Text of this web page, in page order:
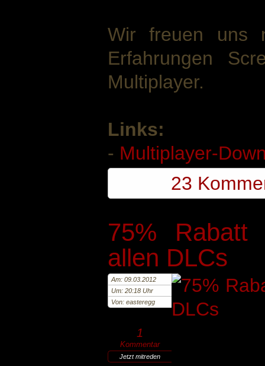
Wir freuen uns
Erfahrungen
Multiplayer.
Links:
- Multiplayer-
23
75%
allen DLCs
Am: 09.03.2012
Um: 20:18 Uhr
Von: easteregg
1
Kommentar
Jetzt mitreden